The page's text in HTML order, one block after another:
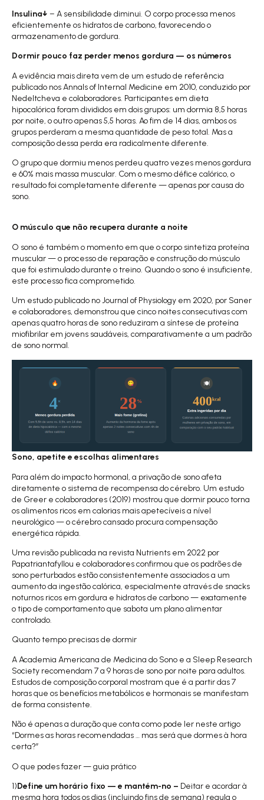
Insulina↓ – A sensibilidade diminui. O corpo processa menos
eficientemente os hidratos de carbono, favorecendo o
armazenamento de gordura.
Dormir pouco faz perder menos gordura — os números
A evidência mais direta vem de um estudo de referência
publicado nosAnnals of Internal Medicine em 2010, conduzido por
Nedeltcheva e colaboradores. Participantes em dieta
hipocalórica foram divididos em dois grupos: um dormia 8,5 horas
por noite, o outro apenas 5,5 horas. Ao fim de 14 dias, ambos os
grupos perderam a mesma quantidade de peso total. Mas a
composição dessa perda era radicalmente diferente.
O grupo que dormiu menos perdeu quatro vezes menos gordura
e 60% mais massa muscular. Com o mesmo défice calórico, o
resultado foi completamente diferente — apenas por causa do
sono.
O músculo que não recupera durante a noite
O sono é também o momento em que o corpo sintetiza proteína
muscular — o processo de reparação e construção do músculo
que foi estimulado durante o treino. Quando o sono é insuficiente,
este processo fica comprometido.
Um estudo publicado no Journal of Physiology em 2020, por Saner
e colaboradores, demonstrou que cinco noites consecutivas com
apenas quatro horas de sono reduziram a síntese de proteína
miofibrilar em jovens saudáveis, comparativamente a um padrão
de sono normal.
Sono, apetite e escolhas alimentares
Para além do impacto hormonal, a privação de sono afeta
diretamente o sistema de recompensa do cérebro. Um estudo
de Greer e colaboradores (2019) mostrou que dormir pouco torna
os alimentos ricos em calorias mais apetecíveis a nível
neurológico — o cérebro cansado procura compensação
energética rápida.
Uma revisão publicada na revista Nutrients em 2022 por
Papatriantafyllou e colaboradores confirmou que os padrões de
sono perturbados estão consistentemente associados a um
aumento da ingestão calórica, especialmente através de snacks
noturnos ricos em gordura e hidratos de carbono — exatamente
o tipo de comportamento que sabota um plano alimentar
controlado.
Quanto tempo precisas de dormir
A Academia Americana de Medicina do Sono e a Sleep Research
Society recomendam 7 a 9 horas de sono por noite para adultos.
Estudos de composição corporal mostram que é a partir das 7
horas que os benefícios metabólicos e hormonais se manifestam
de forma consistente.
Não é apenas a duração que conta como pode ler neste artigo
“Dormes as horas recomendadas … mas será que dormes à hora
certa?”
O que podes fazer — guia prático
1)Define um horário fixo — e mantém-no – Deitar e acordar à
mesma hora todos os dias (incluindo fins de semana) regula o